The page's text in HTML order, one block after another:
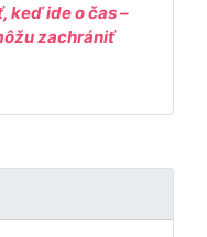
keď ide o čas –
zachrániť